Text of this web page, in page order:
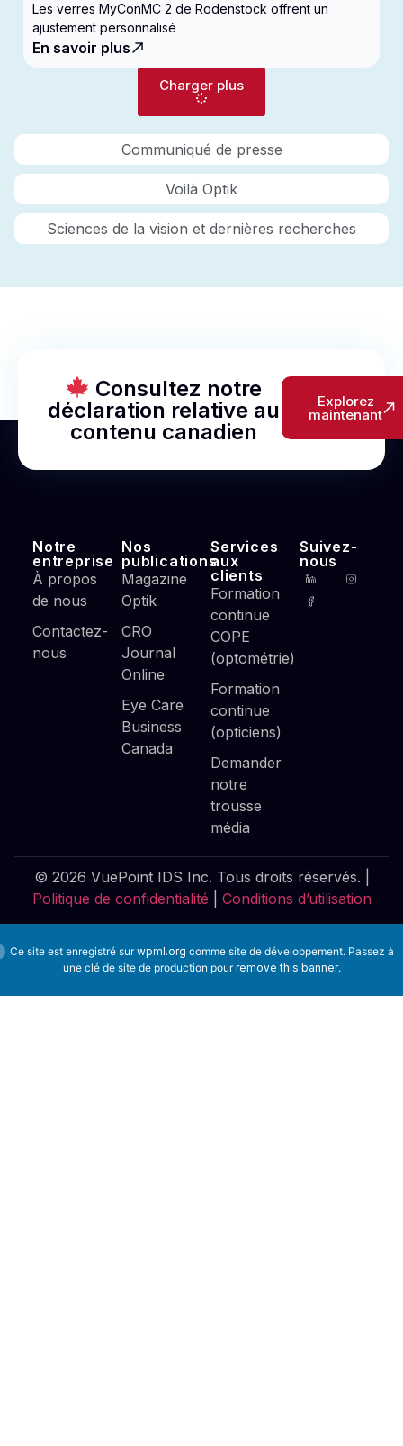
Communiqué de presse
Voilà Optik
Sciences de la vision et dernières recherches
nouvelle génération de verres pour
enfantsconçus pour le contrôle de la myopie
Les verres MyConMC 2 de Rodenstock offrent un
ajustement personnalisé
En savoir plus
Charger plus
Consultez notre
déclaration relative au
contenu canadien
Explorez
maintenant
Notre
entreprise
À propos
de nous
Contactez-
nous
Nos
publications
Magazine
Optik
CRO
Journal
Online
Eye Care
Business
Canada
Services
aux
clients
Formation
continue
COPE
(optométrie)
Formation
continue
(opticiens)
Demander
notre
trousse
média
Suivez-
nous
© 2026 VuePoint IDS Inc. Tous droits réservés. |
Politique de confidentialité
Conditions d’utilisation
Ce site est enregistré surwpml.org comme site de développement. Passez à
une clé de site de production pourremove this banner.